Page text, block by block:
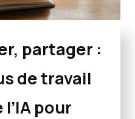
partager :
de travail
pour